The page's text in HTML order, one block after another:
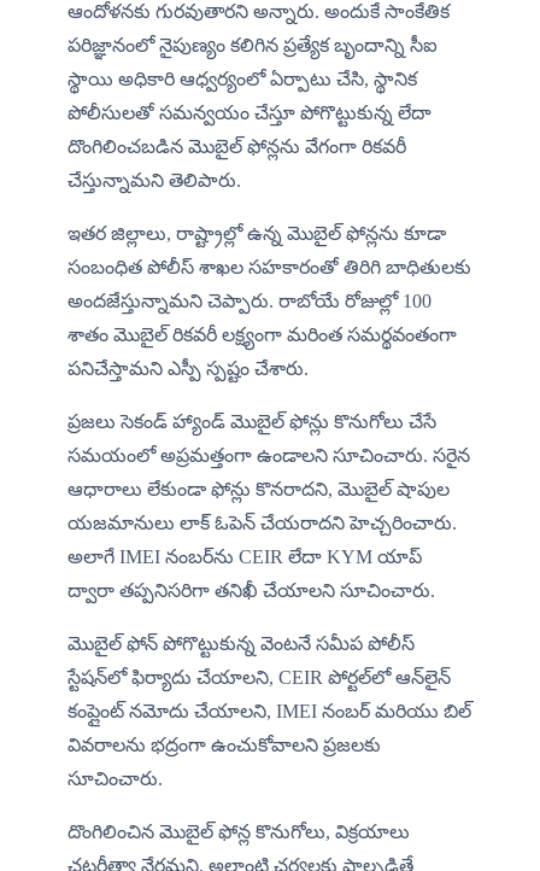
ఆందోళనకు గురవుతారని అన్నారు. అందుకే సాంకేతిక
పరిజ్ఞానంలో నైపుణ్యం కలిగిన ప్రత్యేక బృందాన్ని సీఐ
స్థాయి అధికారి ఆధ్వర్యంలో ఏర్పాటు చేసి, స్థానిక
పోలీసులతో సమన్వయం చేస్తూ పోగొట్టుకున్న లేదా
దొంగిలించబడిన మొబైల్ ఫోన్లను వేగంగా రికవరీ
చేస్తున్నామని తెలిపారు.
ఇతర జిల్లాలు, రాష్ట్రాల్లో ఉన్న మొబైల్ ఫోన్లను కూడా
సంబంధిత పోలీస్ శాఖల సహకారంతో తిరిగి బాధితులకు
అందజేస్తున్నామని చెప్పారు. రాబోయే రోజుల్లో 100
శాతం మొబైల్ రికవరీ లక్ష్యంగా మరింత సమర్థవంతంగా
పనిచేస్తామని ఎస్పీ స్పష్టం చేశారు.
ప్రజలు సెకండ్ హ్యాండ్ మొబైల్ ఫోన్లు కొనుగోలు చేసే
సమయంలో అప్రమత్తంగా ఉండాలని సూచించారు. సరైన
ఆధారాలు లేకుండా ఫోన్లు కొనరాదని, మొబైల్ షాపుల
యజమానులు లాక్ ఓపెన్ చేయరాదని హెచ్చరించారు.
అలాగే IMEI నంబర్‌ను CEIR లేదా KYM యాప్
ద్వారా తప్పనిసరిగా తనిఖీ చేయాలని సూచించారు.
మొబైల్ ఫోన్ పోగొట్టుకున్న వెంటనే సమీప పోలీస్
స్టేషన్‌లో ఫిర్యాదు చేయాలని, CEIR పోర్టల్‌లో ఆన్‌లైన్
కంప్లైంట్ నమోదు చేయాలని, IMEI నంబర్ మరియు బిల్
వివరాలను భద్రంగా ఉంచుకోవాలని ప్రజలకు
సూచించారు.
దొంగిలించిన మొబైల్ ఫోన్ల కొనుగోలు, విక్రయాలు
చట్టరీత్యా నేరమని, అలాంటి చర్యలకు పాల్పడితే